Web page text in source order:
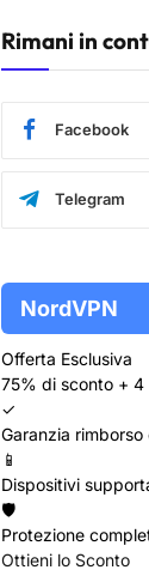
Rimani in
Facebook
Telegram
NordVPN
Offerta Esclusiva
75% di sconto + 4
✓
Garanzia
📱
Dispositivi
🛡️
Protezione
Ottieni lo Sconto